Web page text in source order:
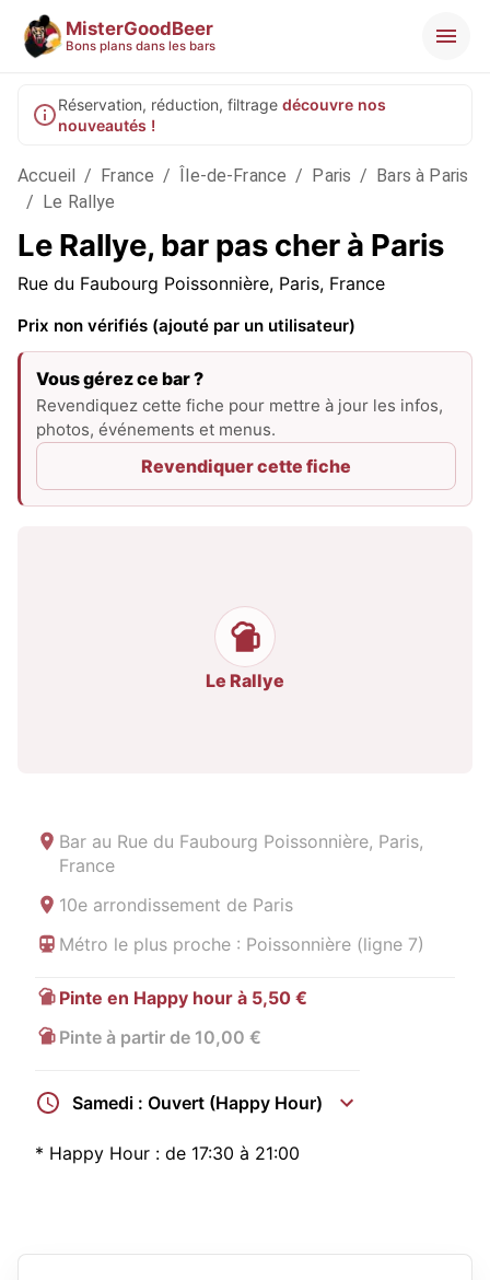
MisterGoodBeer
Bons plans dans les bars
Réservation, réduction, filtrage découvre nos
nouveautés !
Accueil / France / Île-de-France / Paris / Bars à Paris
/ Le Rallye
Le Rallye, bar pas cher à Paris
Rue du Faubourg Poissonnière, Paris, France
Prix non vérifiés (ajouté par un utilisateur)
Vous gérez ce bar ?
Revendiquez cette fiche pour mettre à jour les infos,
photos, événements et menus.
Revendiquer cette fiche
Le Rallye
Bar au Rue du Faubourg Poissonnière, Paris,
France
10e arrondissement de Paris
Métro le plus proche : Poissonnière (ligne 7)
Pinte en Happy hour à 5,50 €
Pinte à partir de 10,00 €
Samedi : Ouvert (Happy Hour)
* Happy Hour : de 17:30 à 21:00